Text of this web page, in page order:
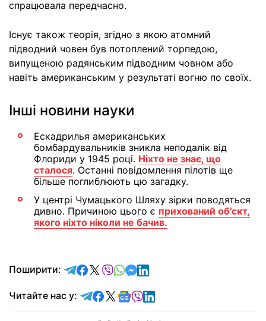
спрацювала передчасно.
Існує також теорія, згідно з якою атомний
підводний човен був потоплений торпедою,
випущеною радянським підводним човном або
навіть американським у результаті вогню по своїх.
Інші новини науки
Ескадрилья американських
бомбардувальників зникла неподалік від
Флориди у 1945 році. Ніхто не знає, що
сталося. Останні повідомлення пілотів ще
більше поглиблюють цю загадку.
У центрі Чумацького Шляху зірки поводяться
дивно. Причиною цього є прихований об’єкт,
якого ніхто ніколи не бачив.
Поширити: відправити у Telegram
поділитись у Facebook
поділитись у X
відправити у Viber
відправити у Whatsapp
відправити у Messenger
відправити у LinkedIn
Читайте нас у: Читайте у Telegram
Читайте у Facebook
Читайте у X
Читайте у Google news
Читайте у Viber
Читайте у LinkedIn